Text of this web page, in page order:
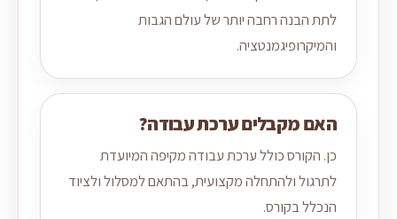
לתת הבנה רחבה יותר של עולם הגבות
והמיקרופיגמנטציה.
האם מקבלים ערכת עבודה?
כן. הקורס כולל ערכת עבודה מקיפה המיועדת
לתרגול ולהתחלה מקצועית, בהתאם למסלול ולציוד
הנכלל בקורס.